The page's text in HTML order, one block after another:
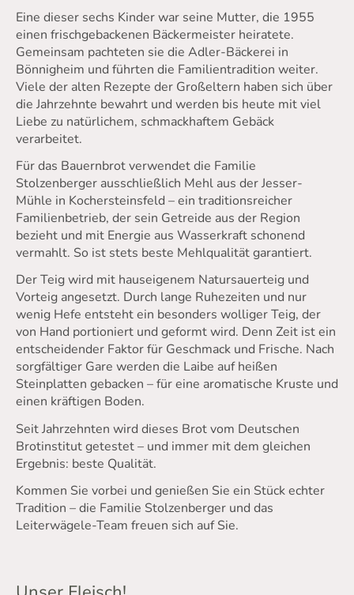
Eine dieser sechs Kinder war seine Mutter, die 1955
einen frischgebackenen Bäckermeister heiratete.
Gemeinsam pachteten sie die Adler-Bäckerei in
Bönnigheim und führten die Familientradition weiter.
Viele der alten Rezepte der Großeltern haben sich über
die Jahrzehnte bewahrt und werden bis heute mit viel
Liebe zu natürlichem, schmackhaftem Gebäck
verarbeitet.
Für das Bauernbrot verwendet die Familie
Stolzenberger ausschließlich Mehl aus der Jesser-
Mühle in Kochersteinsfeld – ein traditionsreicher
Familienbetrieb, der sein Getreide aus der Region
bezieht und mit Energie aus Wasserkraft schonend
vermahlt. So ist stets beste Mehlqualität garantiert.
Der Teig wird mit hauseigenem Natursauerteig und
Vorteig angesetzt. Durch lange Ruhezeiten und nur
wenig Hefe entsteht ein besonders wolliger Teig, der
von Hand portioniert und geformt wird. Denn Zeit ist ein
entscheidender Faktor für Geschmack und Frische. Nach
sorgfältiger Gare werden die Laibe auf heißen
Steinplatten gebacken – für eine aromatische Kruste und
einen kräftigen Boden.
Seit Jahrzehnten wird dieses Brot vom Deutschen
Brotinstitut getestet – und immer mit dem gleichen
Ergebnis: beste Qualität.
Kommen Sie vorbei und genießen Sie ein Stück echter
Tradition – die Familie Stolzenberger und das
Leiterwägele-Team freuen sich auf Sie.